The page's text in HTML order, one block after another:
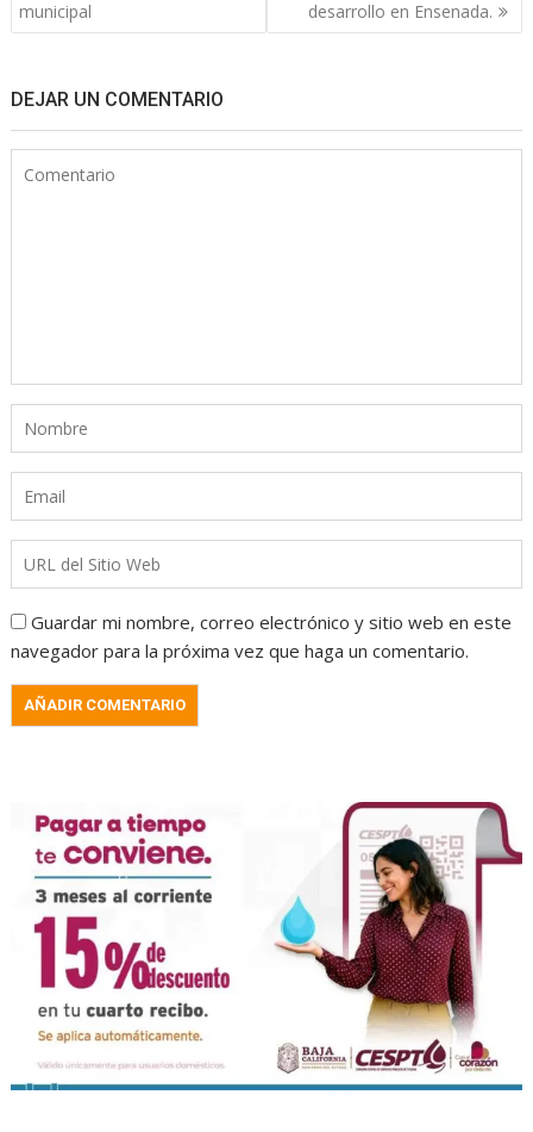
municipal desarrollo en Ensenada.
DEJAR UN COMENTARIO
Guardar mi nombre, correo electrónico y sitio web en este
navegador para la próxima vez que haga un comentario.